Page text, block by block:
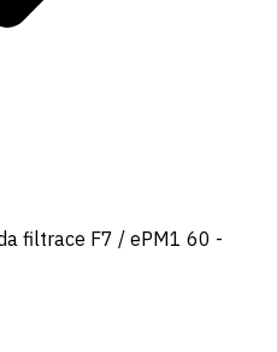
filtrace F7 / ePM1 60 -